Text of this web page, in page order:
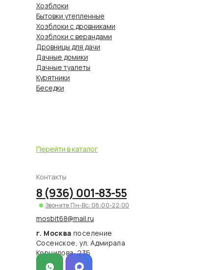
г. Москва поселение
Сосенское, ул. Адмирала
Корнилова, 23Б
8 (936) 001-83-55
Звоните Пн-Вс: 08:00-22:00
mosbit68@mail.ru
Контакты
Перейти в каталог
Хозблоки
Бытовки утепленные
Хозблоки с дровниками
Хозблоки с верандами
Дровницы для дачи
Дачные домики
Дачные туалеты
Курятники
Беседки